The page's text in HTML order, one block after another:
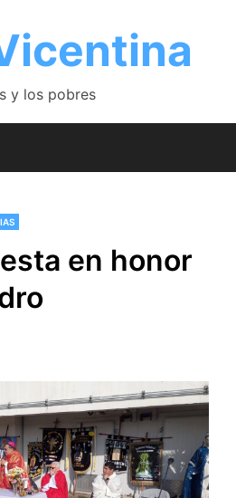
y los pobres
en honor